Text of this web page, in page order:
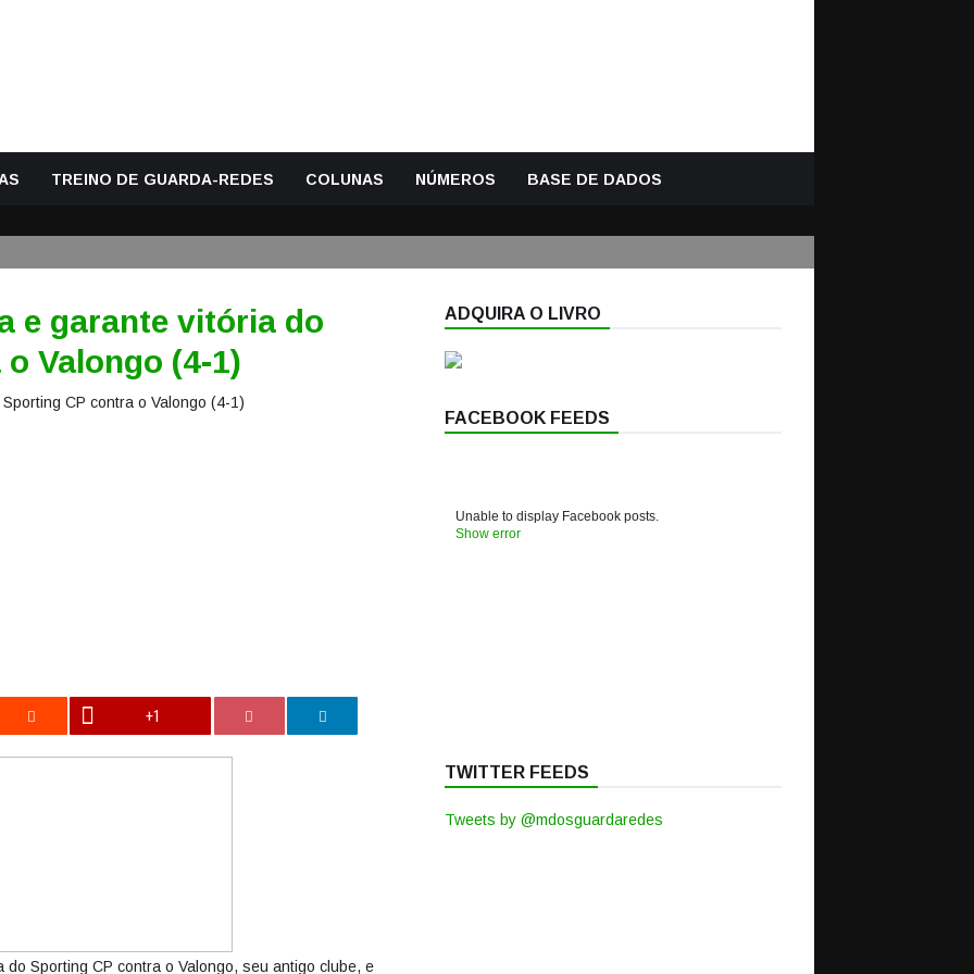
TREINO DE GUARDA-REDES COLUNAS NÚMEROS BASE DE DADOS
e garante vitória do
Valongo (4-1)
+1
Sporting CP contra o Valongo, seu antigo clube, e
ADQUIRA O LIVRO
FACEBOOK FEEDS
Unable to display Facebook posts.
Show error
TWITTER FEEDS
Tweets by @mdosguardaredes